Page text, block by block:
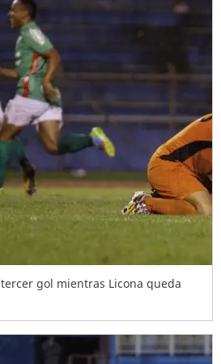
gol mientras Licona queda